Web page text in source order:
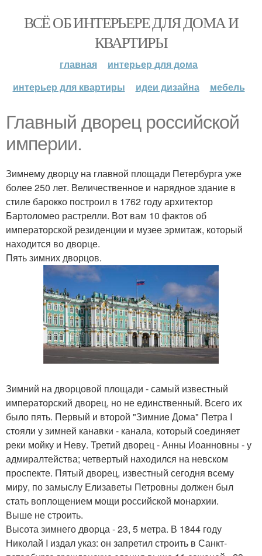
ВСЁ ОБ ИНТЕРЬЕРЕ ДЛЯ ДОМА И
КВАРТИРЫ
главная
интерьер для дома
интерьер для квартиры
идеи дизайна мебель
Главный дворец российской
империи.
Зимнему дворцу на главной площади Петербурга уже
более 250 лет. Величественное и нарядное здание в
стиле барокко построил в 1762 году архитектор
Бартоломео растрелли. Вот вам 10 фактов об
императорской резиденции и музее эрмитаж, который
находится во дворце.
Пять зимних дворцов.
Зимний на дворцовой площади - самый известный
императорский дворец, но не единственный. Всего их
было пять. Первый и второй "Зимние Дома" Петра I
стояли у зимней канавки - канала, который соединяет
реки мойку и Неву. Третий дворец - Анны Иоанновны - у
адмиралтейства; четвертый находился на невском
проспекте. Пятый дворец, известный сегодня всему
миру, по замыслу Елизаветы Петровны должен был
стать воплощением мощи российской монархии.
Выше не строить.
Высота зимнего дворца - 23, 5 метра. В 1844 году
Николай I издал указ: он запретил строить в Санкт-